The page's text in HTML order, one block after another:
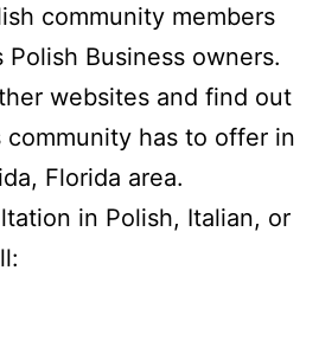
community members
Polish Business owners.
websites and find out
community has to offer in
Florida area.
in Polish, Italian, or